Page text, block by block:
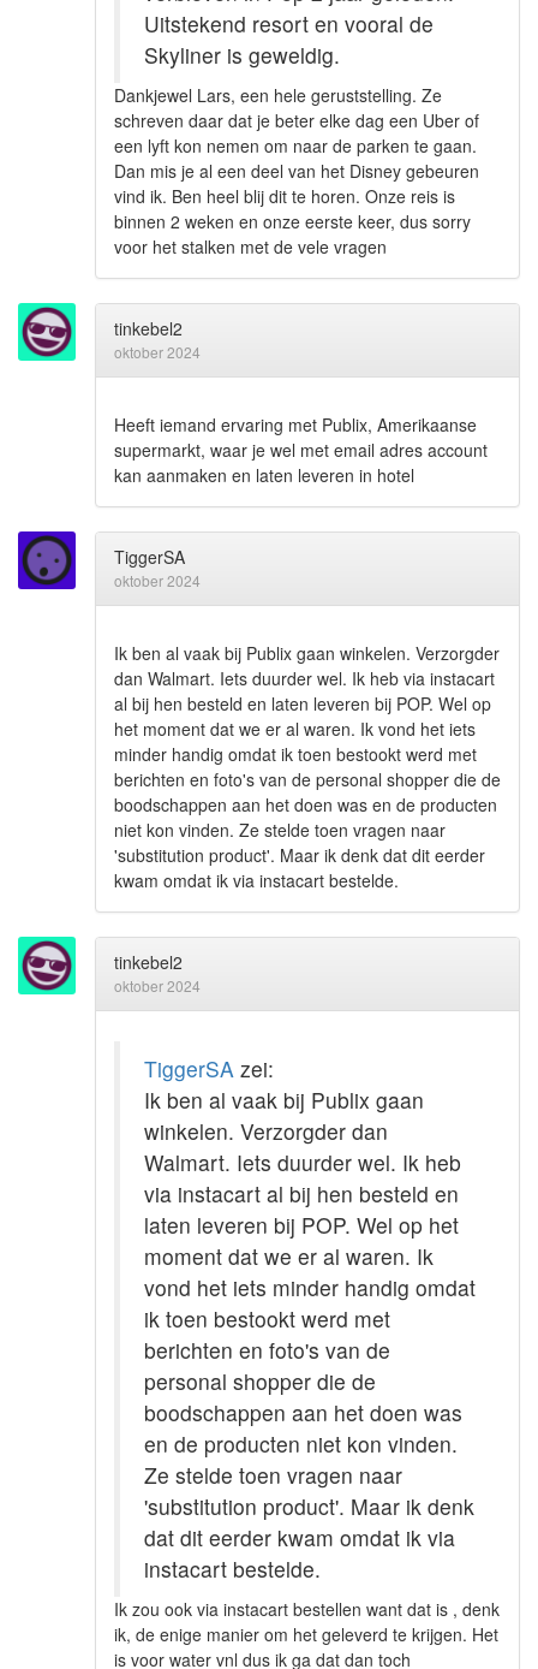
Uitstekend resort en vooral de
Skyliner is geweldig.
Dankjewel Lars, een hele geruststelling. Ze
schreven daar dat je beter elke dag een Uber of
een lyft kon nemen om naar de parken te gaan.
Dan mis je al een deel van het Disney gebeuren
vind ik. Ben heel blij dit te horen. Onze reis is
binnen 2 weken en onze eerste keer, dus sorry
voor het stalken met de vele vragen
tinkebel2
oktober 2024
Heeft iemand ervaring met Publix, Amerikaanse
supermarkt, waar je wel met email adres account
kan aanmaken en laten leveren in hotel
TiggerSA
oktober 2024
Ik ben al vaak bij Publix gaan winkelen. Verzorgder
dan Walmart. Iets duurder wel. Ik heb via instacart
al bij hen besteld en laten leveren bij POP. Wel op
het moment dat we er al waren. Ik vond het iets
minder handig omdat ik toen bestookt werd met
berichten en foto's van de personal shopper die de
boodschappen aan het doen was en de producten
niet kon vinden. Ze stelde toen vragen naar
'substitution product'. Maar ik denk dat dit eerder
kwam omdat ik via instacart bestelde.
tinkebel2
oktober 2024
TiggerSA zei:
Ik ben al vaak bij Publix gaan
winkelen. Verzorgder dan
Walmart. Iets duurder wel. Ik heb
via instacart al bij hen besteld en
laten leveren bij POP. Wel op het
moment dat we er al waren. Ik
vond het iets minder handig omdat
ik toen bestookt werd met
berichten en foto's van de
personal shopper die de
boodschappen aan het doen was
en de producten niet kon vinden.
Ze stelde toen vragen naar
'substitution product'. Maar ik denk
dat dit eerder kwam omdat ik via
instacart bestelde.
Ik zou ook via instacart bestellen want dat is , denk
ik, de enige manier om het geleverd te krijgen. Het
is voor water vnl dus ik ga dat dan toch